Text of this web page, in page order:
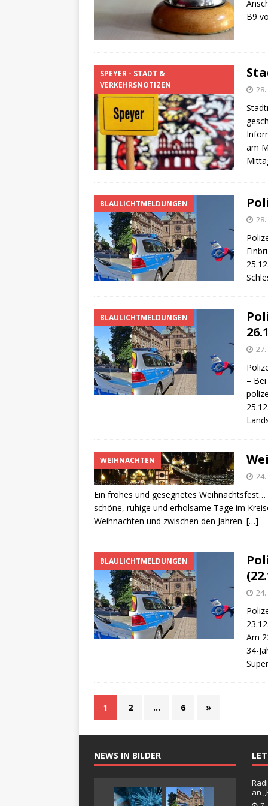
B9
SPEYER - STADT &
VERKEHRSNOTIZEN
am
BLAULICHTMELDUNGEN
BLAULICHTMELDUNGEN
–
WEIHNACHTEN
Ein frohes und gesegnetes
schöne, ruhige und erholsame Tage im
Weihnachten und zwischen den Jahren. […]
BLAULICHTMELDUNGEN
Am
34-
1 2 … 6 »
NEWS IN BILDER
an